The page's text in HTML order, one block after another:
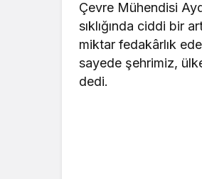
Çevre Mühendisi
sıklığında ciddi bir
miktar fedakârlık
sayede şehrimiz,
dedi.